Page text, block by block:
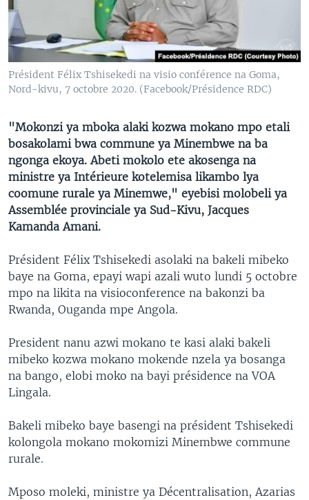
SCIENCE/TECHNOLOGIE
SPORTS
Président Félix Tshisekedi na visio conférence na Goma,
Nord-kivu, 7 octobre 2020. (Facebook/Présidence RDC)
"Mokonzi ya mboka alaki kozwa mokano mpo etali
bosakolami bwa commune ya Minembwe na ba
ngonga ekoya. Abeti mokolo ete akosenga na
ministre ya Intérieure kotelemisa likambo lya
coomune rurale ya Minemwe," eyebisi molobeli ya
Assemblée provinciale ya Sud-Kivu, Jacques
Kamanda Amani.
Président Félix Tshisekedi asolaki na bakeli mibeko
baye na Goma, epayi wapi azali wuto lundi 5 octobre
mpo na likita na visioconference na bakonzi ba
Rwanda, Ouganda mpe Angola.
President nanu azwi mokano te kasi alaki bakeli
mibeko kozwa mokano mokende nzela ya bosanga
na bango, elobi moko na bayi présidence na VOA
Lingala.
Bakeli mibeko baye basengi na président Tshisekedi
kolongola mokano mokomizi Minembwe commune
rurale.
Mposo moleki, ministre ya Décentralisation, Azarias